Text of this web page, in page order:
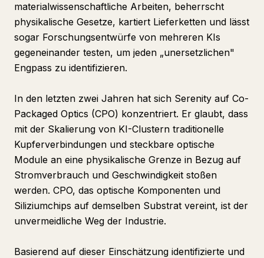
materialwissenschaftliche Arbeiten, beherrscht
physikalische Gesetze, kartiert Lieferketten und lässt
sogar Forschungsentwürfe von mehreren KIs
gegeneinander testen, um jeden „unersetzlichen"
Engpass zu identifizieren.
In den letzten zwei Jahren hat sich Serenity auf Co-
Packaged Optics (CPO) konzentriert. Er glaubt, dass
mit der Skalierung von KI-Clustern traditionelle
Kupferverbindungen und steckbare optische
Module an eine physikalische Grenze in Bezug auf
Stromverbrauch und Geschwindigkeit stoßen
werden. CPO, das optische Komponenten und
Siliziumchips auf demselben Substrat vereint, ist der
unvermeidliche Weg der Industrie.
Basierend auf dieser Einschätzung identifizierte und